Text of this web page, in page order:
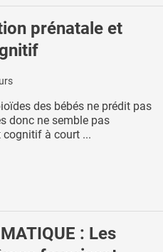
prénatale et
des bébés ne prédit pas
donc ne semble pas
cognitif à court ...
: Les